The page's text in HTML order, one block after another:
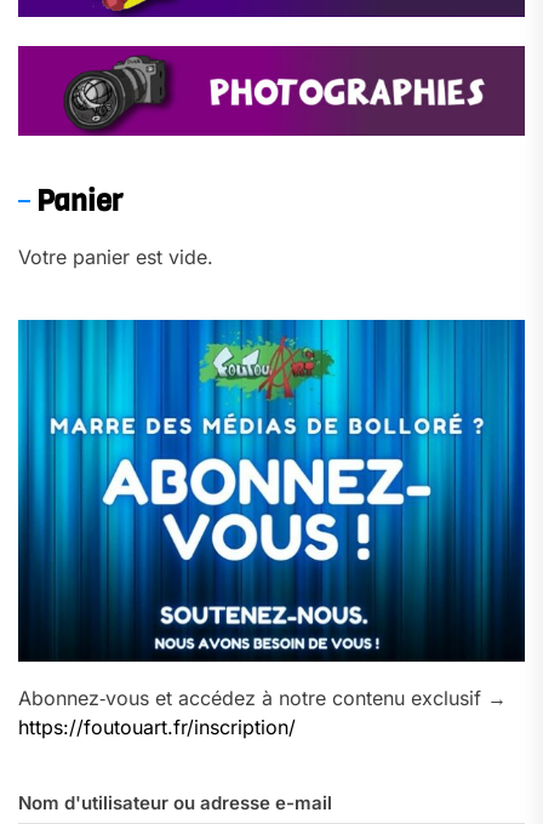
Panier
Votre panier est vide.
Abonnez‑vous et accédez à notre contenu exclusif →
https://foutouart.fr/inscription/
Nom d'utilisateur ou adresse e-mail